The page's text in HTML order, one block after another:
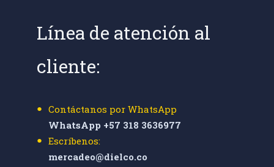
Línea de atención al
cliente:
Contáctanos por WhatsApp
WhatsApp +57 318 3636977
Escríbenos:
mercadeo@dielco.co